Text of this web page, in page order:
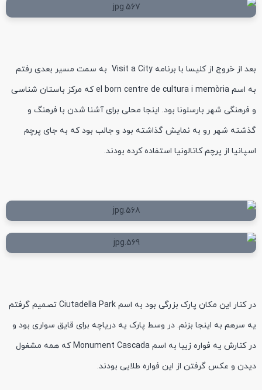
بعد از خروج از کلیسا با برنامه Visit a City به سمت مسیر بعدی رفتم
به اسم el born centre de cultura i memòria که مرکز باستان شناسی
و فرهنگی شهر بارسلونا بود. اینجا محلی برای آشنا شدن با فرهنگ و
گذشته شهر رو به نمایش گذاشته بود و جالب بود که به جای پرچم
اسپانیا از پرچم کاتالونیا استفاده کرده بودند.
در کنار این مکان پارک بزرگی بود به اسم Ciutadella Park تصمیم گرفتم
یه سرهم به اینجا بزنم. در وسط پارک یه دریاچه برای قایق سواری بود و
در کنارش یه فواره زیبا به اسم Monument Cascada که همه مشغول
دیدن و عکس گرفتن از این فواره طلایی بودند.